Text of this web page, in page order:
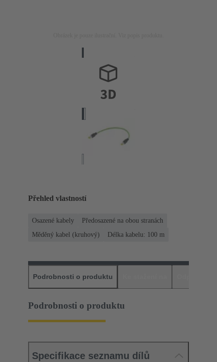
Přehled vlastností
Osazené kabely
Předosazené na obou stranách
Měděný kabel (kruhový)
Délka kabelu: 100 m
Podrobnosti o produktu
Podrobnosti o produktu
Specifikace seznamu dílů